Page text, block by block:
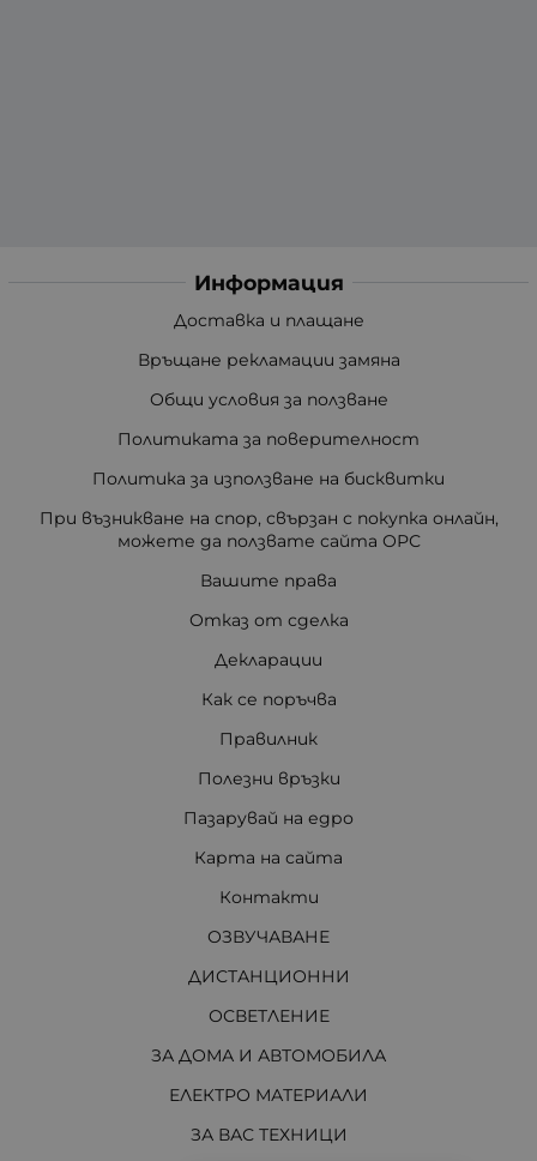
Информация
Доставка и плащане
Връщане рекламации замяна
Общи условия за ползване
Политиката за поверителност
Политика за използване на бисквитки
При възникване на спор, свързан с покупка онлайн,
можете да ползвате сайта ОРС
Вашите права
Отказ от сделка
Декларации
Как се поръчва
Правилник
Полезни връзки
Пазарувай на едро
Карта на сайта
Контакти
ОЗВУЧАВАНЕ
ДИСТАНЦИОННИ
ОСВЕТЛЕНИЕ
ЗА ДОМА И АВТОМОБИЛА
ЕЛЕКТРО МАТЕРИАЛИ
ЗА ВАС ТЕХНИЦИ